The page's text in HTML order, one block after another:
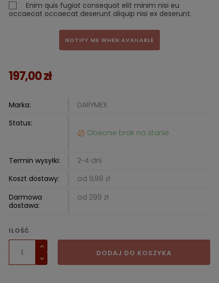
Enim quis fugiat consequat elit minim nisi eu
occaecat occaecat deserunt aliquip nisi ex deserunt.
NOTIFY ME WHEN AVAILABLE
197,00 zł
Marka:
DARYMEX
Status:
 Obecnie brak na stanie
Termin wysyłki:
2-4 dni
Koszt dostawy:
od 9,99 zł
Darmowa
dostawa:
od 299 zł
ILOŚĆ
DODAJ DO KOSZYKA